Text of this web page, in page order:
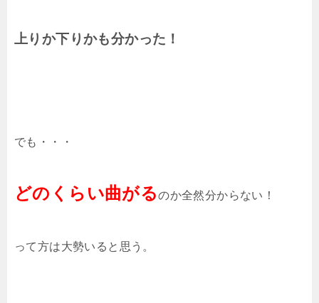
上りか下りかも分かった！
でも・・・
どのくらい曲がるのか全然分からない！
って方は大勢いると思う。